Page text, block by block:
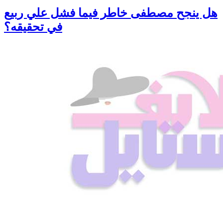
هل ينجح مصطفى خاطر فيما فشل علي ربيع
في تحقيقه؟